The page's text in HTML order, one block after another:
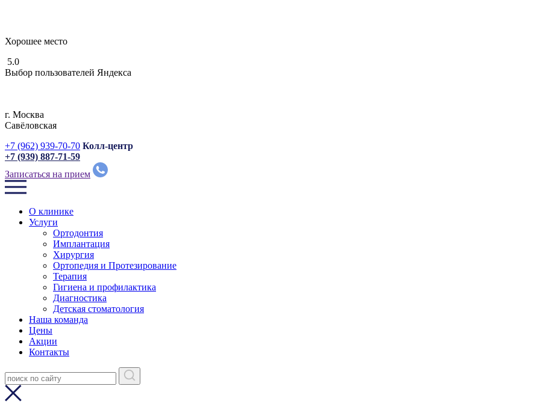
Хорошее место
5.0
Выбор пользователей Яндекса
г. Москвa
Савёловская
+7 (962) 939-70-70 Колл-центр
+7 (939) 887-71-59
Записаться на прием
О клинике
Услуги
Ортодонтия
Имплантация
Хирургия
Ортопедия и Протезирование
Терапия
Гигиена и профилактика
Диагностика
Детская стоматология
Наша команда
Цены
Акции
Контакты